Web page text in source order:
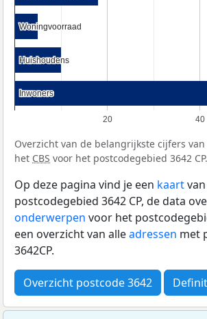
20 40
Woningvoorraad
Woningvoorraad
Huishoudens
Huishoudens
Inwoners
Inwoners
Overzicht van de belangrijkste cijfers
het CBS voor het postcodegebied 3642 CP.
Op deze pagina vind je een kaart
postcodegebied 3642 CP, de data
onderwerpen voor het
een overzicht van alleadressen met
3642CP.
Overzicht postcode 3642